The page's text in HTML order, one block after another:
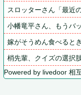
スロッターさん「最近
小幡竜平さん、もうバ
嫁がそうめん食べると
梢先輩、クイズの選択
Powered by livedoor 相